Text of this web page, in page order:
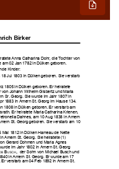

















   

